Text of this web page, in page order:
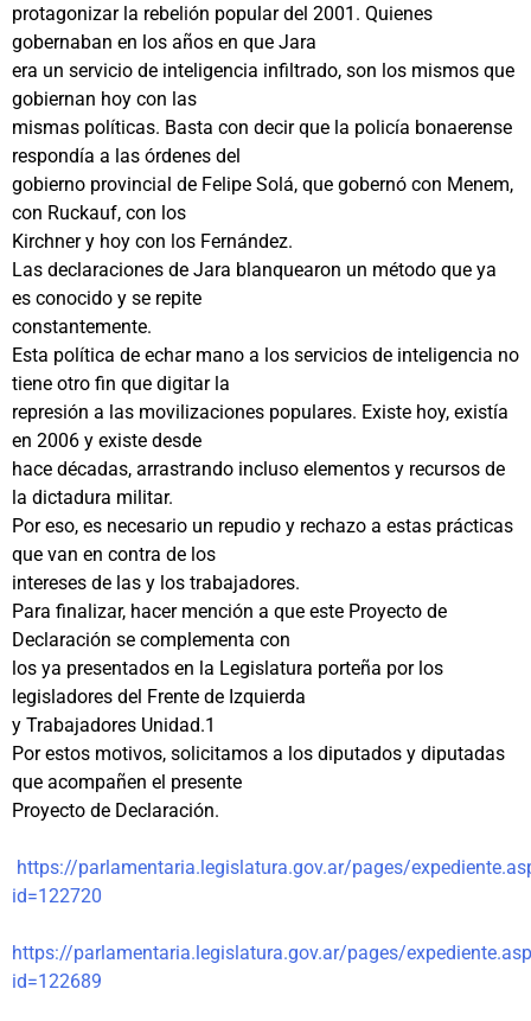
protagonizar la rebelión popular del 2001. Quienes
gobernaban en los años en que Jara
era un servicio de inteligencia infiltrado, son los mismos que
gobiernan hoy con las
mismas políticas. Basta con decir que la policía bonaerense
respondía a las órdenes del
gobierno provincial de Felipe Solá, que gobernó con Menem,
con Ruckauf, con los
Kirchner y hoy con los Fernández.
Las declaraciones de Jara blanquearon un método que ya
es conocido y se repite
constantemente.
Esta política de echar mano a los servicios de inteligencia no
tiene otro fin que digitar la
represión a las movilizaciones populares. Existe hoy, existía
en 2006 y existe desde
hace décadas, arrastrando incluso elementos y recursos de
la dictadura militar.
Por eso, es necesario un repudio y rechazo a estas prácticas
que van en contra de los
intereses de las y los trabajadores.
Para finalizar, hacer mención a que este Proyecto de
Declaración se complementa con
los ya presentados en la Legislatura porteña por los
legisladores del Frente de Izquierda
y Trabajadores Unidad.1
Por estos motivos, solicitamos a los diputados y diputadas
que acompañen el presente
Proyecto de Declaración.
https://parlamentaria.legislatura.gov.ar/pages/
id=122720
https://parlamentaria.legislatura.gov.ar/pages/
id=122689